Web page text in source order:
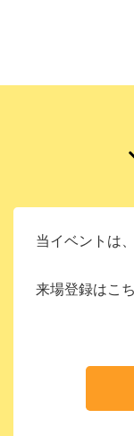
当イベントは
来場登録はこ